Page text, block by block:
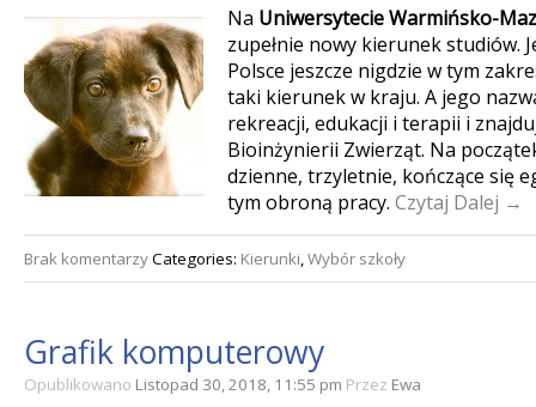
Na Uniwersytecie Warmińsko-
zupełnie nowy kierunek studiów.
Polsce jeszcze nigdzie w tym
taki kierunek w kraju. A jego
rekreacji, edukacji i terapii i
Bioinżynierii Zwierząt. Na
dzienne, trzyletnie, kończące się
tym obroną pracy. Czytaj Dalej →
Brak komentarzyCategories: Kierunki,Wybór szkoły
Grafik komputerowy
Opublikowano Listopad 30, 2018, 11:55 pm Przez Ewa